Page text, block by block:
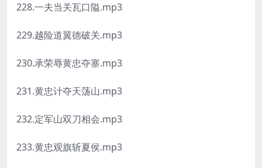
228.一夫当关瓦口隘.mp3
229.越险道翼德破关.mp3
230.承荣辱黄忠夺寨.mp3
231.黄忠计夺天荡山.mp3
232.定军山双刀相会.mp3
233.黄忠观旗斩夏侯.mp3